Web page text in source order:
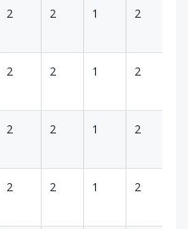
2 2 1 2
2 2 1 2
2 2 1 2
2 2 1 2